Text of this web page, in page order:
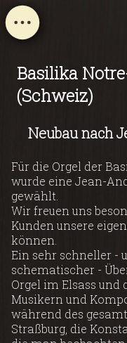
Basilika
(Schweiz)
Neubau nach
Für die Orgel der
wurde eine Jean-
gewählt.
Wir freuen uns
Kunden unsere
können.
Ein sehr schneller -
schematischer -
Orgel im Elsass und
Musikern und
während des
Straßburg, die